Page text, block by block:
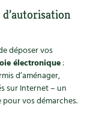
déposer vos
électronique:
d’aménager,
sur Internet – un
vos démarches.